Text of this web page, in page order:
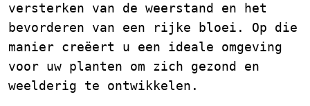
versterken van de weerstand en het
bevorderen van een rijke bloei. Op die
manier creëert u een ideale omgeving
voor uw planten om zich gezond en
weelderig te ontwikkelen.